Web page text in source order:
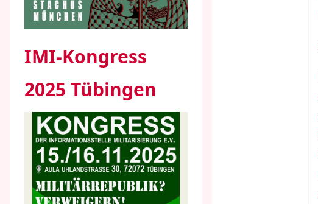
IMI-Kongress
2025 Tübingen